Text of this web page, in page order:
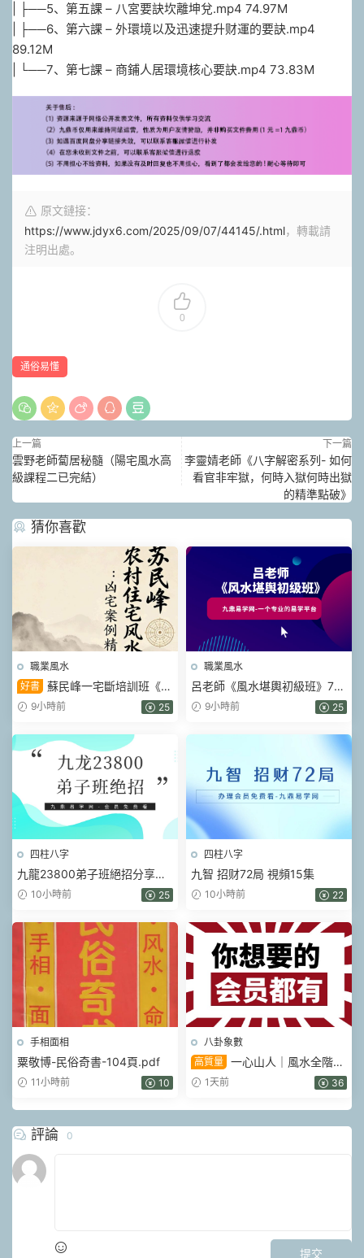
| ├──5、第五課 – 八宮要訣坎離坤兌.mp4 74.97M
| ├──6、第六課 – 外環境以及迅速提升财運的要訣.mp4
89.12M
| └──7、第七課 – 商鋪人居環境核心要訣.mp4 73.83M
原文鏈接：
https://www.jdyx6.com/2025/09/07/44145/.html，轉載請
注明出處。
0
通俗易懂
上一篇
雲野老師蔔居秘髓（陽宅風水高
級課程二已完結）
下一篇
李靈婧老師《八字解密系列- 如何
看官非牢獄，何時入獄何時出獄
的精準點破》
猜你喜歡
職業風水
好書 蘇民峰一宅斷培訓班《農
村住宅風水實戰、吉宅兇宅案
例精解、兇宅案例精解》202
頁
9小時前 25
職業風水
呂老師《風水堪輿初級班》70
集視頻
9小時前 25
四柱八字
九龍23800弟子班絕招分享會
視頻6集
10小時前 25
四柱八字
九智 招财72局 視頻15集
10小時前 22
手相面相
粟敬博-民俗奇書-104頁.pdf
11小時前 10
八卦象數
高質量 一心山人｜風水全階
113集系統課，從入門到實戰一
1天前 36
評論 0
提交